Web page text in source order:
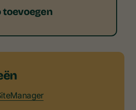
toevoegen